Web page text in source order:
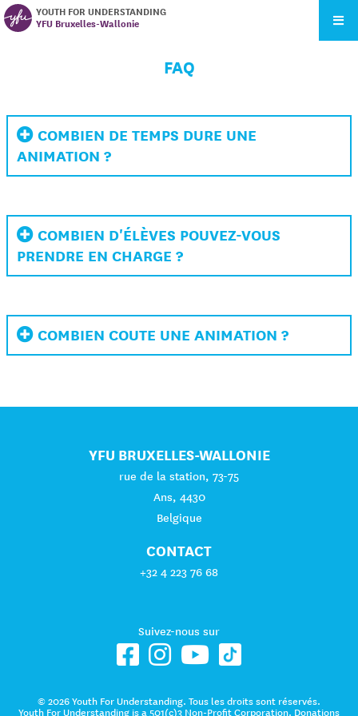
YOUTH FOR UNDERSTANDING
YFU Bruxelles-Wallonie
FAQ
COMBIEN DE TEMPS DURE UNE
ANIMATION ?
COMBIEN D'ÉLÈVES POUVEZ-VOUS
PRENDRE EN CHARGE ?
COMBIEN COUTE UNE ANIMATION ?
YFU BRUXELLES-WALLONIE
rue de la station, 73-75
Ans, 4430
Belgique
CONTACT
+32 4 223 76 68
Suivez-nous sur
© 2026 Youth For Understanding. Tous les droits sont réservés.
Youth For Understanding is a 501(c)3 Non-Profit Corporation. Donations